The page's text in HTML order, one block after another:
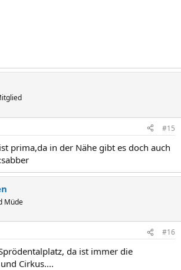
#15
prima,da in der Nähe gibt es doch auch
Müde
#16
da ist immer die
Cirkus....